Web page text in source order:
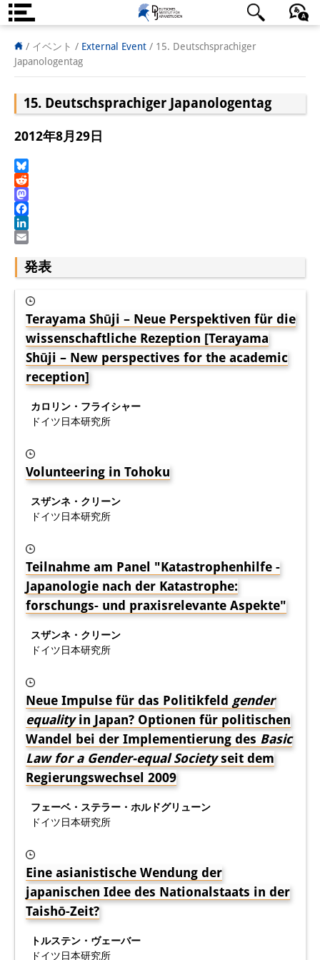
DIJ案内
研究所の概要
チーム
執行部
客員研究員
奨学生
研修生
研究活動
研究活動の概要
研究クラスター
研究クラスター
デジタル・トランスフォーメー
研究クラスター
トランスリージョナル・ジャパ
ン
知識ラボ
その他のプロジェクト
元研究フォーカス
イベント
DIJ フォーラム
レクチャーシリーズ
シンポジウム・会議
ワークショップ
日本語 English Deutsch
/ イベント / External Event / 15. Deutschsprachiger
Japanologentag
15. Deutschsprachiger Japanologentag
2012年8月29日
Bluesky
Reddit
Mastodon
Facebook
LinkedIn
発表
Terayama Shūji – Neue Perspektiven für die
wissenschaftliche Rezeption [Terayama
Shūji – New perspectives for the academic
reception]
カロリン・フライシャー
ドイツ日本研究所
Volunteering in Tohoku
スザンネ・クリーン
ドイツ日本研究所
Teilnahme am Panel "Katastrophenhilfe -
Japanologie nach der Katastrophe:
forschungs- und praxisrelevante Aspekte"
スザンネ・クリーン
ドイツ日本研究所
Neue Impulse für das Politikfeld gender
equalityin Japan? Optionen für politischen
Wandel bei der Implementierung des Basic
Law for a Gender-equal Societyseit dem
Regierungswechsel 2009
フェーベ・ステラー・ホルドグリューン
ドイツ日本研究所
Eine asianistische Wendung der
japanischen Idee des Nationalstaats in der
Taishō-Zeit?
トルステン・ヴェーバー
ドイツ日本研究所